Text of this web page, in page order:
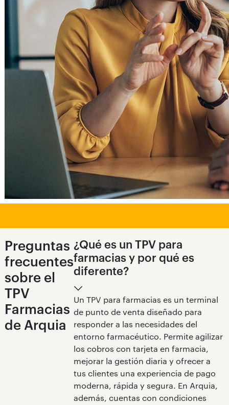
Preguntas
frecuentes
sobre el
TPV
Farmacias
de Arquia
¿Qué es un TPV para
farmacias y por qué es
diferente?
Un TPV para farmacias es un terminal
de punto de venta diseñado para
responder a las necesidades del
entorno farmacéutico. Permite agilizar
los cobros con tarjeta en farmacia,
mejorar la gestión diaria y ofrecer a
tus clientes una experiencia de pago
moderna, rápida y segura. En Arquia,
además, cuentas con condiciones